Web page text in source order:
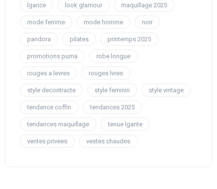
lgance look glamour maquillage 2025
mode femme mode homme noir
pandora pilates printemps 2025
promotions puma robe longue
rouges a levres rouges lvres
style decontracte style feminin style vintage
tendance coffin tendances 2025
tendances maquillage tenue lgante
ventes privees vestes chaudes